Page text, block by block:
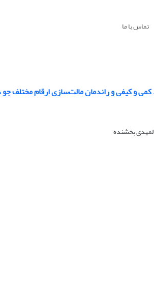
تماس با ما
و کیفی و راندمان مالت‌سازی ارقام مختلف
بخشنده